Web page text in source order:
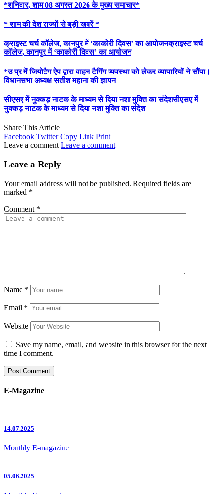
*शनिवार, शाम 08 अगस्त 2026 के मुख्य समाचार*
* शाम की देश राज्यों से बड़ी खबरें *
क्राइस्ट चर्च कॉलेज, कानपुर में ‘काकोरी दिवस’ का आयोजनक्राइस्ट चर्च
कॉलेज, कानपुर में ‘काकोरी दिवस’ का आयोजन
*उ प्र में जियोटैग ऐप द्वारा वाहन टैगिंग व्यवस्था को लेकर व्यापारियों ने सौंपा।
विधानसभा अध्यक्ष सतीश महाना की ज्ञापन
सीएसए में नुक्कड़ नाटक के माध्यम से दिया नशा मुक्ति का संदेशसीएसए में
नुक्कड़ नाटक के माध्यम से दिया नशा मुक्ति का संदेश
Share This Article
Facebook Twitter Copy Link Print
Leave a comment Leave a comment
Leave a Reply
Your email address will not be published. Required fields are
marked *
Comment *
Name *
Email *
Website
Save my name, email, and website in this browser for the next
time I comment.
E-Magazine
14.07.2025
Monthly E-magazine
05.06.2025